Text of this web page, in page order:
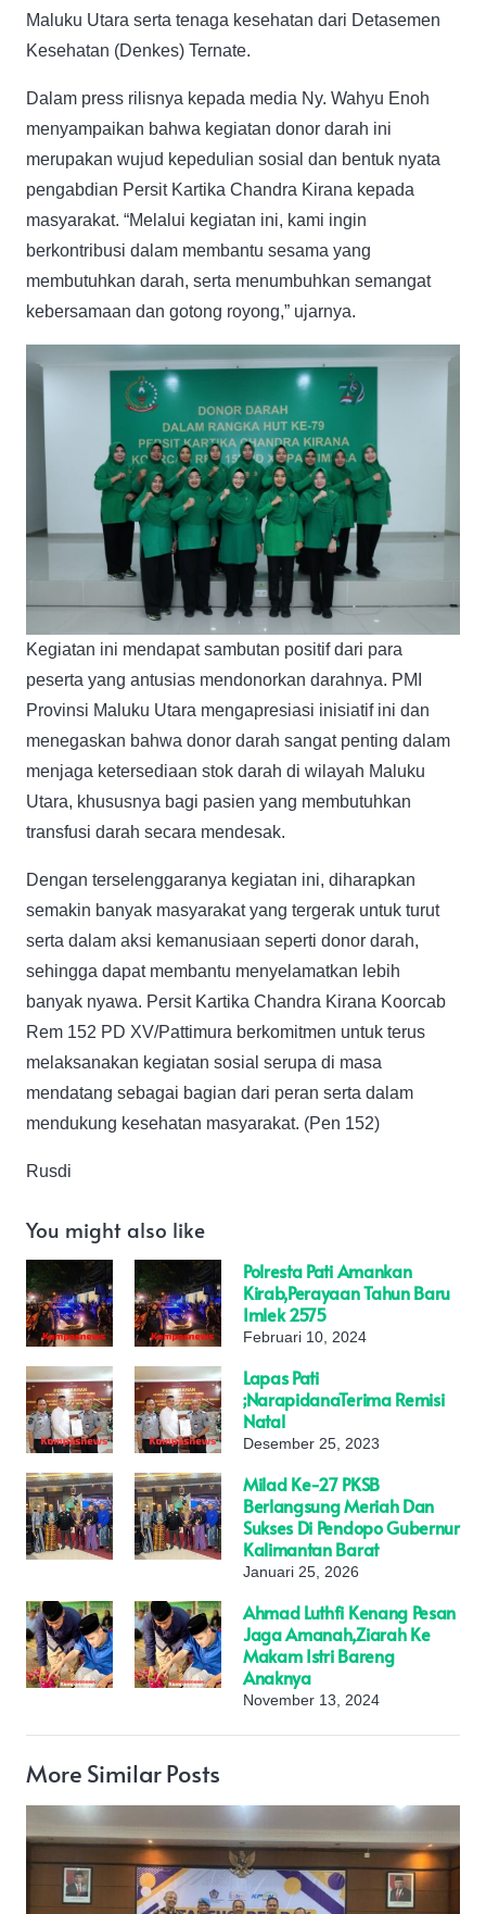
Maluku Utara serta tenaga kesehatan dari Detasemen
Kesehatan (Denkes) Ternate.
Dalam press rilisnya kepada media Ny. Wahyu Enoh
menyampaikan bahwa kegiatan donor darah ini
merupakan wujud kepedulian sosial dan bentuk nyata
pengabdian Persit Kartika Chandra Kirana kepada
masyarakat. “Melalui kegiatan ini, kami ingin
berkontribusi dalam membantu sesama yang
membutuhkan darah, serta menumbuhkan semangat
kebersamaan dan gotong royong,” ujarnya.
Kegiatan ini mendapat sambutan positif dari para
peserta yang antusias mendonorkan darahnya. PMI
Provinsi Maluku Utara mengapresiasi inisiatif ini dan
menegaskan bahwa donor darah sangat penting dalam
menjaga ketersediaan stok darah di wilayah Maluku
Utara, khususnya bagi pasien yang membutuhkan
transfusi darah secara mendesak.
Dengan terselenggaranya kegiatan ini, diharapkan
semakin banyak masyarakat yang tergerak untuk turut
serta dalam aksi kemanusiaan seperti donor darah,
sehingga dapat membantu menyelamatkan lebih
banyak nyawa. Persit Kartika Chandra Kirana Koorcab
Rem 152 PD XV/Pattimura berkomitmen untuk terus
melaksanakan kegiatan sosial serupa di masa
mendatang sebagai bagian dari peran serta dalam
mendukung kesehatan masyarakat. (Pen 152)
Rusdi
You might also like
Polresta Pati Amankan
Kirab,Perayaan Tahun Baru
Imlek 2575
Februari 10, 2024
Lapas Pati
;NarapidanaTerima Remisi
Natal
Desember 25, 2023
Milad Ke-27 PKSB
Berlangsung Meriah Dan
Sukses Di Pendopo Gubernur
Kalimantan Barat
Januari 25, 2026
Ahmad Luthfi Kenang Pesan
Jaga Amanah,Ziarah Ke
Makam Istri Bareng
Anaknya
November 13, 2024
More Similar Posts